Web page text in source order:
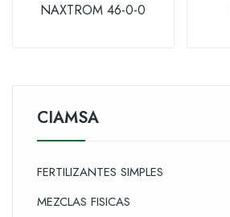
CIAMSA
FERTILIZANTES SIMPLES
MEZCLAS FISICAS
NAXTROM 46-0-0